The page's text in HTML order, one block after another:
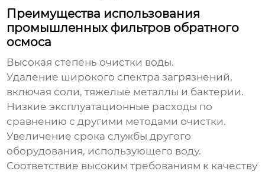
Преимущества использования
промышленных фильтров обратного
осмоса
Высокая степень очистки воды.
Удаление широкого спектра загрязнений,
включая соли, тяжелые металлы и бактерии.
Низкие эксплуатационные расходы по
сравнению с другими методами очистки.
Увеличение срока службы другого
оборудования, использующего воду.
Соответствие высоким требованиям к качеству